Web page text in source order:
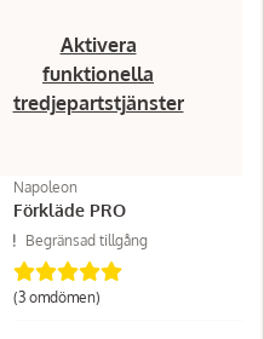
Aktivera
funktionella
tredjepartstjänster
Napoleon
Förkläde PRO
Begränsad tillgång
(3 omdömen)